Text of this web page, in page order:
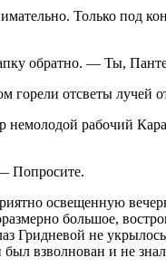
Только под
обратно. — Ты,
горели отсветы лучей
рабочий
Попросите.
освещенную
большое,
Гридневой не
взволнован и не